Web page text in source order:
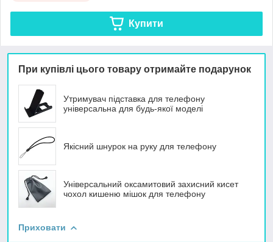
Купити
При купівлі цього товару отримайте подарунок
Утримувач підставка для телефону
універсальна для будь-якої моделі
Якісний шнурок на руку для телефону
Універсальний оксамитовий захисний кисет
чохол кишеню мішок для телефону
Приховати